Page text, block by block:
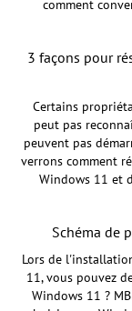
comment
3 façons pour
Certains
peut pas
peuvent pas
verrons comment
Windows 11 et
Schéma de
Lors de
11, vous pouvez
Windows 11 ?